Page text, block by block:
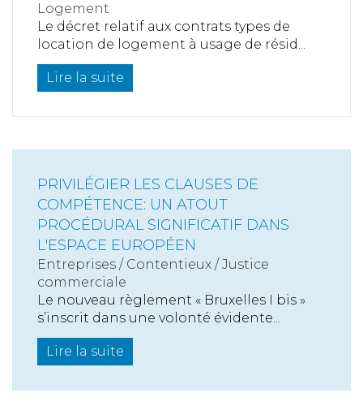
Logement
Le décret relatif aux contrats types de
location de logement à usage de résid...
Lire la suite
PRIVILÉGIER LES CLAUSES DE
COMPÉTENCE: UN ATOUT
PROCÉDURAL SIGNIFICATIF DANS
L'ESPACE EUROPÉEN
Entreprises / Contentieux /Justice
commerciale
Le nouveau règlement « Bruxelles I bis »
s’inscrit dans une volonté évidente...
Lire la suite